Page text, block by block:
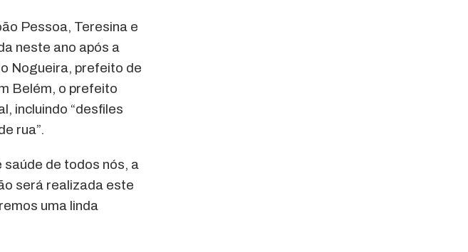
Pessoa, Teresina e
neste ano após a
Nogueira, prefeito de
Belém, o prefeito
incluindo “desfiles
rua”.
de todos nós, a
será realizada este
uma linda